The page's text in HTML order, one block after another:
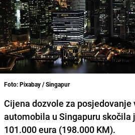
Foto: Pixabay / Singapur
Cijena dozvole za
automobila u Singapuru skočila
101.000 eura (198.000 KM).